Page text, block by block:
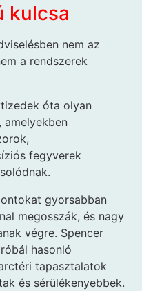
kulcsa
nem az
a rendszerek
óta olyan
fegyverek
gyorsabban
megosszák, és nagy
végre. Spencer
hasonló
tapasztalatok
és sérülékenyebbek.